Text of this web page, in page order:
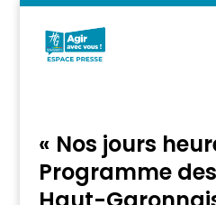
« Nos jours
Programme